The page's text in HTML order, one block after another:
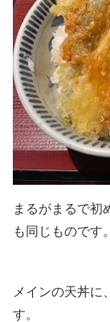
まるがまるで初
も同じものです。
メインの天丼に
す。